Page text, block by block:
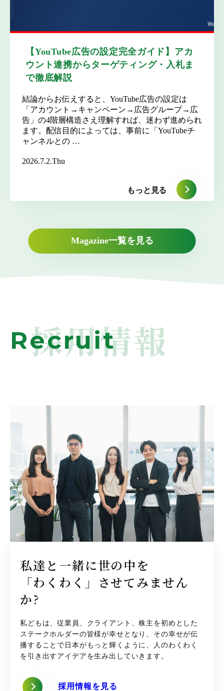
【YouTube広告の設定完全ガイド】アカ
ウント連携からターゲティング・入札ま
で徹底解説
結論からお伝えすると、YouTube広告の設定は
「アカウント→キャンペーン→広告グループ→広
告」の4階層構造さえ理解すれば、迷わず進められ
ます。配信目的によっては、事前に「YouTubeチ
ャンネルとの …
2026.7.2.Thu
もっと見る
Magazine一覧を見る
Recruit
採用情報
私達と一緒に世の中を
「わくわく」させてみません
か?
私どもは、従業員、クライアント、株主を初めとした
ステークホルダーの皆様が幸せとなり、その幸せが伝
播することで日本がもっと輝くように、人のわくわく
を引き出すアイデアを生み出していきます。
採用情報を見る